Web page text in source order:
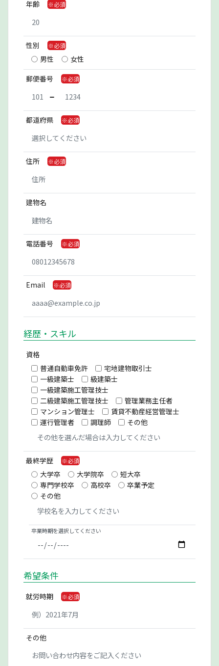
年齢
性別
男性
女性
郵便番号
都道府県
住所
建物名
電話番号
Email
経歴・スキル
資格
普通自動車免許
宅地建物取引士
一級建築士
級建築士
一級建築施工管理技士
二級建築施工管理技士
管理業務主任者
マンション管理士
賃貸不動産経営管理士
運行管理者
調理師 その他
最終学歴
大学卒
大学院卒
短大卒
専門学校卒
高校卒
卒業予定
その他
卒業時期を選択してください
希望条件
就労時期
その他